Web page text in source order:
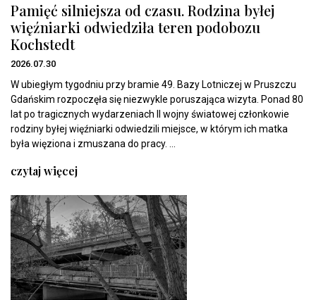
Pamięć silniejsza od czasu. Rodzina byłej
więźniarki odwiedziła teren podobozu
Kochstedt
2026.07.30
W ubiegłym tygodniu przy bramie 49. Bazy Lotniczej w Pruszczu
Gdańskim rozpoczęła się niezwykle poruszająca wizyta. Ponad 80
lat po tragicznych wydarzeniach II wojny światowej członkowie
rodziny byłej więźniarki odwiedzili miejsce, w którym ich matka
była więziona i zmuszana do pracy. ...
czytaj więcej